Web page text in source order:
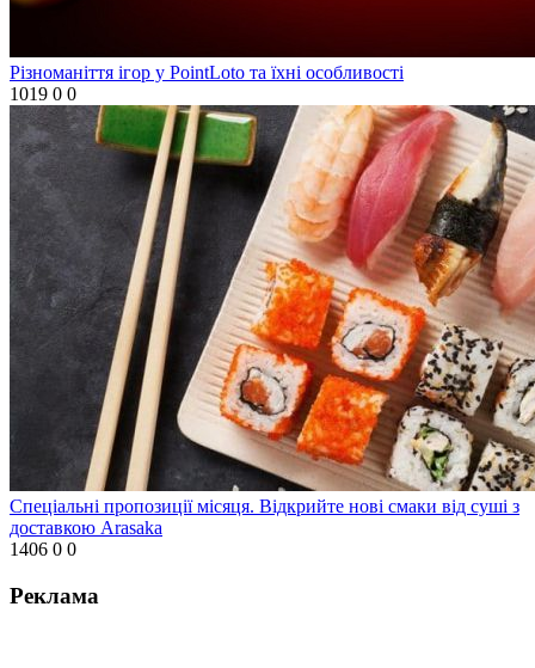
Різноманіття ігор у PointLoto та їхні особливості
1019 0 0
Спеціальні пропозиції місяця. Відкрийте нові смаки від суші з
доставкою Arasaka
1406 0 0
Реклама